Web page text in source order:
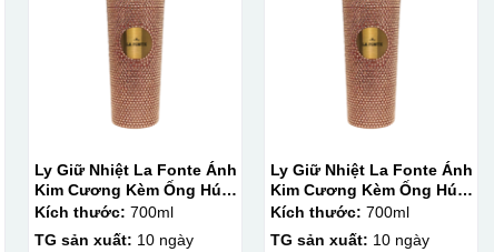
Ly Giữ Nhiệt La Fonte Ánh
Kim Cương Kèm Ống Hút-
700 ml-014687-GOL
Kích thước: 700ml
TG sản xuất: 10 ngày
Ly Giữ Nhiệt La Fonte Ánh
Kim Cương Kèm Ống Hút-
700 ml-014687-GOL
Kích thước: 700ml
TG sản xuất: 10 ngày